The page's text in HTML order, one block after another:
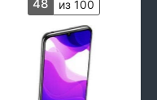
48 из 100